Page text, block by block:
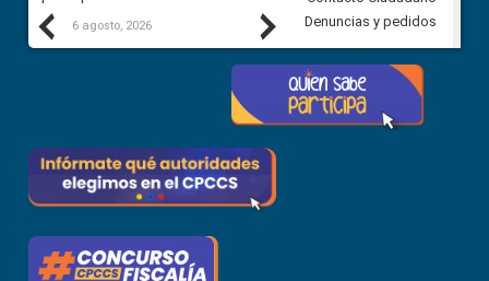
Previous
6 agosto, 2026 5 agosto, 2026
Next
Denuncias y pedidos